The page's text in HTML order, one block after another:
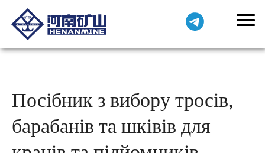
Посібник з вибору тросів,
барабанів та шківів для